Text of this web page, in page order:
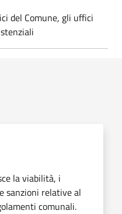
del Comune, gli uffici
la viabilità, i
sanzioni relative al
comunali.